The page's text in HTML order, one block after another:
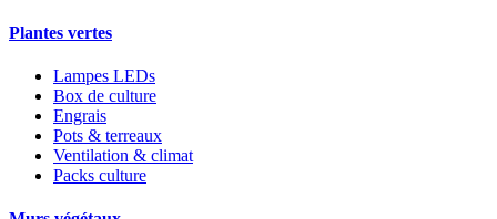
Plantes vertes
Lampes LEDs
Box de culture
Engrais
Pots & terreaux
Ventilation & climat
Packs culture